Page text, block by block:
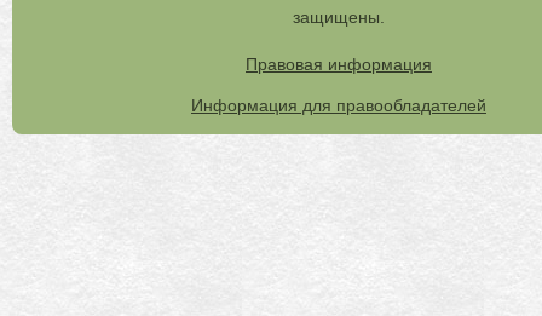
защищены.
Правовая информация
Информация для правообладателей